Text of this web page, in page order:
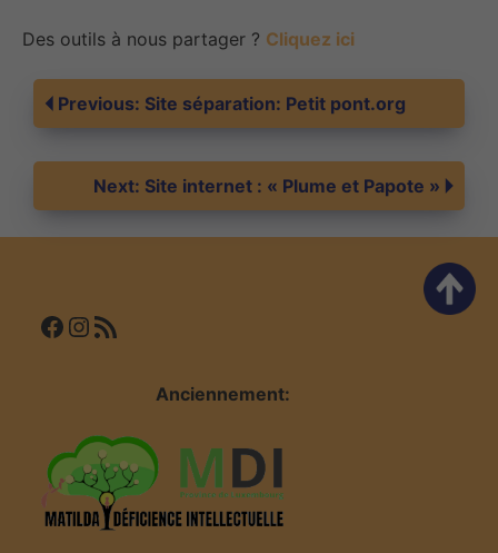
Des outils à nous partager ? Cliquez ici
Navigation
de
l’article
Previous: Site séparation: Petit pont.org
Next: Site internet : « Plume et Papote »
Facebook InstagramFlux RSS
Anciennement: